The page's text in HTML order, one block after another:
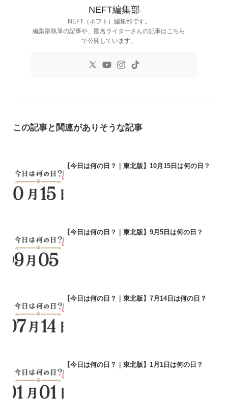
NEFT編集部
NEFT（ネフト）編集部です。
編集部執筆の記事や、匿名ライターさんの記事はこちら
で公開しています。
この記事と関連がありそうな記事
【今日は何の日？｜東北版】10月15日は何の日？
【今日は何の日？｜東北版】9月5日は何の日？
【今日は何の日？｜東北版】7月14日は何の日？
【今日は何の日？｜東北版】1月1日は何の日？